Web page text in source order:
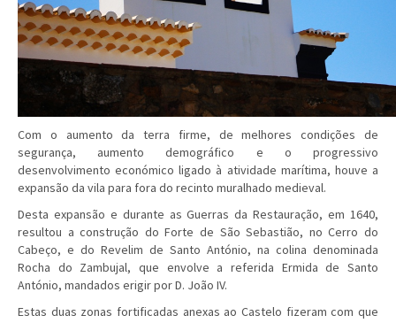
Com o aumento da terra firme, de melhores condições de
segurança, aumento demográfico e o progressivo
desenvolvimento económico ligado à atividade marítima, houve a
expansão da vila para fora do recinto muralhado medieval.
Desta expansão e durante as Guerras da Restauração, em 1640,
resultou a construção do Forte de São Sebastião, no Cerro do
Cabeço, e do Revelim de Santo António, na colina denominada
Rocha do Zambujal, que envolve a referida Ermida de Santo
António, mandados erigir por D. João IV.
Estas duas zonas fortificadas anexas ao Castelo fizeram com que